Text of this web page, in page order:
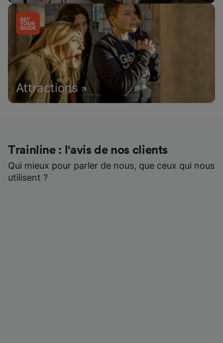
Attractions
Trainline : l'avis de nos clients
Qui mieux pour parler de nous, que ceux qui nous
utilisent ?